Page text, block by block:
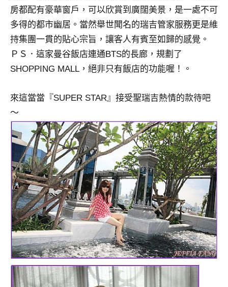
對
象。
房都配有豪華窗戶，可以欣賞到廣闊美景，是一處不可
多得的都市幽居。當然舉世聞名的瑞吉管家服務更是維
持集團一貫的貼心宗旨，讓客人有賓至如歸的感覺。
ＰＳ．這家曼谷飯店連通BTS的長廊，規劃了
SHOPPING MALL，絕非只有飯店的功能喔！。
來這當當『SUPER STAR』接受聖瑞吉熱情的款待吧
～